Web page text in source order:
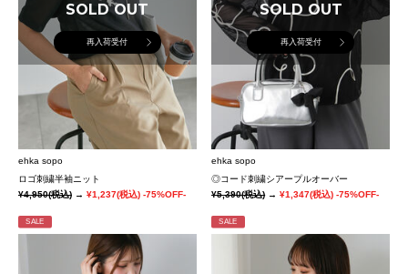
SOLD OUT
再入荷受付
ehka sopo
ロゴ刺繍半袖ニット
¥4,950(税込) → ¥1,237(税込) -75%OFF-
SOLD OUT
再入荷受付
ehka sopo
◎コード刺繍シアープルオーバー
¥5,390(税込)→¥1,347(税込) -75%OFF-
SALE SALE